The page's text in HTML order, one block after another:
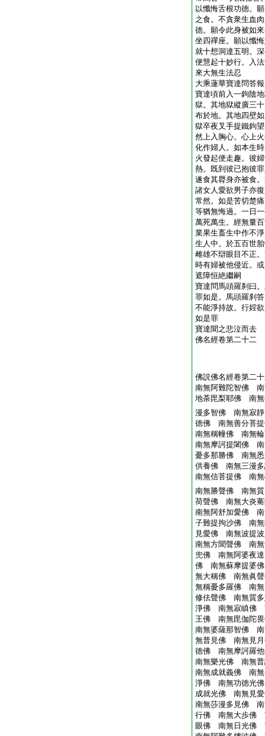
以懺悔舌根功徳。
之食。不貪衆生血
徳。願令此身被如
坐四禪座。願以懺
就十想洞達五明。
便慧起十妙行。入
來大無生法忍
大乘蓮華寶達問答
寶達頃前入一鉤陰
獄。其地獄縱廣三
布於地。其地四壁
獄卒夜叉手捉鐵鉤
然上入胸心。心上
化作婦人。如本生
火發起便走趣。彼
熱。既到彼已抱彼
遂食其脣身亦被食
諸女人愛欲男子亦
常然。如是苦切楚
等猶無悔過。一日
萬死萬生。經無量
業果生畜生中作不
生人中。於五百世
雌雄不辯眼目不正
時有婦被他侵近。
遮障恒絶繼嗣
寶達問馬頭羅刹曰
罪如是。馬頭羅刹
不能淨持故。行婬
如是罪
寶達聞之悲泣而去
佛名經卷第二十二
佛説佛名經卷第二
南無阿難陀智佛
地荼毘梨耶佛 南
漫多智佛 南無寂
徳佛 南無善分菩
南無稱幢佛 南無
南無摩訶提闍佛
憂多那勝佛 南無
供養佛 南無三漫
南無信菩提佛 南
南無勝聲佛 南無質
荷聲佛 南無大炎
南無阿舒加愛佛
子難提拘沙佛 南
見愛佛 南無波提
南無方聞聲佛 南
兜佛 南無阿婆夜
佛 南無蘇摩提婆
無大稱佛 南無眞
無稱憂多羅佛 南
修佉聲佛 南無質
淨佛 南無寂瞋佛
王佛 南無毘伽陀
南無婆薩那智佛
無普見佛 南無見
徳佛 南無摩訶羅
南無樂光佛 南無
南無成就義佛 南
淨佛 南無功徳光
成就光佛 南無見
南無莎漫多見佛
行佛 南無大歩佛
眼佛 南無日光佛